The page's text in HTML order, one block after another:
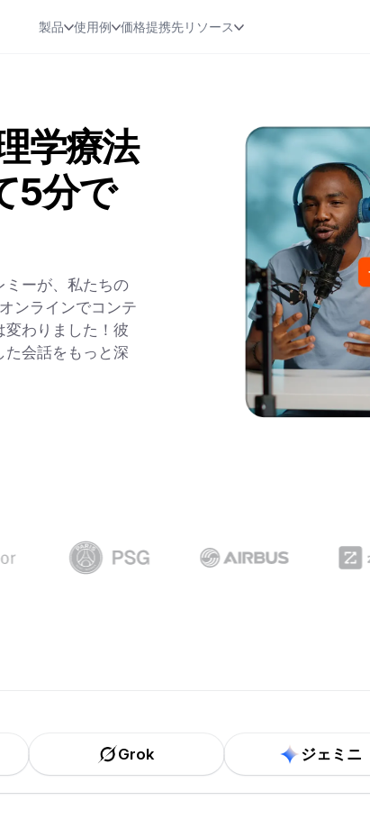
製品 使用例 価格提携先リソース
学療法
5分で
ミーが、私たちの
ンラインでコンテ
変わりました！彼
会話をもっと深
Grok ジェミニ